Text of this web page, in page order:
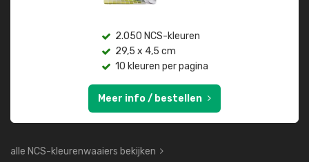
2.050 NCS-kleuren
29,5 x 4,5 cm
10 kleuren per pagina
Meer info / bestellen
alle NCS-kleurenwaaiers bekijken